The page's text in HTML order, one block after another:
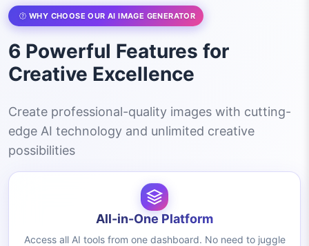
WHY CHOOSE OUR AI IMAGE GENERATOR
6 Powerful Features for
Creative Excellence
Create professional-quality images with cutting-
edge AI technology and unlimited creative
possibilities
All-in-One Platform
Access all AI tools from one dashboard. No need to juggle